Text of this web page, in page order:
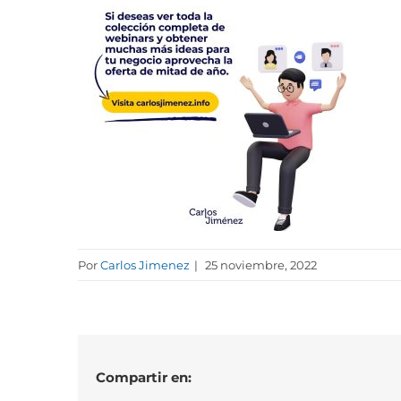
PorCarlos Jimenez | 25 noviembre, 2022
Compartir en: